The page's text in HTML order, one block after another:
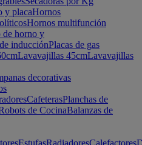
y placaHornos
Hornos multifunción
de horno y
inducciónPlacas de gas
Lavavajillas 45cmLavavajillas
decorativas
CafeterasPlanchas de
de CocinaBalanzas de
EstufasRadiadoresCalefactores